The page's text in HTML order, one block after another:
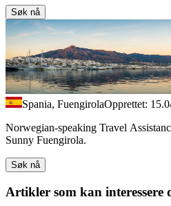
Søk nå
Spania, FuengirolaOpprettet:
Norwegian-speaking Travel
Sunny Fuengirola.
Søk nå
Artikler som kan interessere